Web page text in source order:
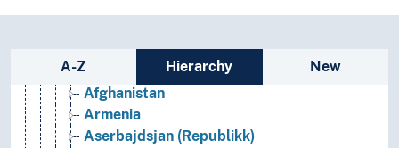
Sidebar listing: list and traverse
A-Z Hierarchy New
(Asia i land)
Afghanistan
Armenia
Aserbajdsjan (Republikk)